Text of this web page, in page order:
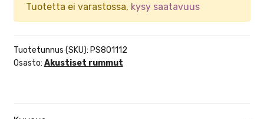
Tuotetta ei varastossa, kysy saatavuus
Tuotetunnus (SKU): PS801112
Osasto: Akustiset rummut